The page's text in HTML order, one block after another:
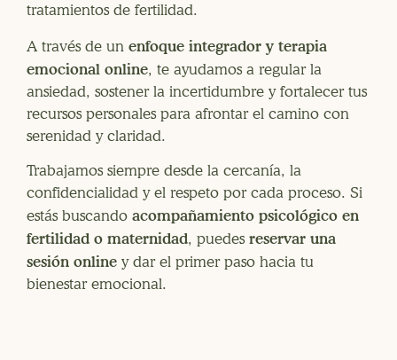
tratamientos de fertilidad.
A través de un enfoque integrador y terapia
emocional online, te ayudamos a regular la
ansiedad, sostener la incertidumbre y fortalecer tus
recursos personales para afrontar el camino con
serenidad y claridad.
Trabajamos siempre desde la cercanía, la
confidencialidad y el respeto por cada proceso. Si
estás buscando acompañamiento psicológico en
fertilidad o maternidad, puedes reservar una
sesión online y dar el primer paso hacia tu
bienestar emocional.